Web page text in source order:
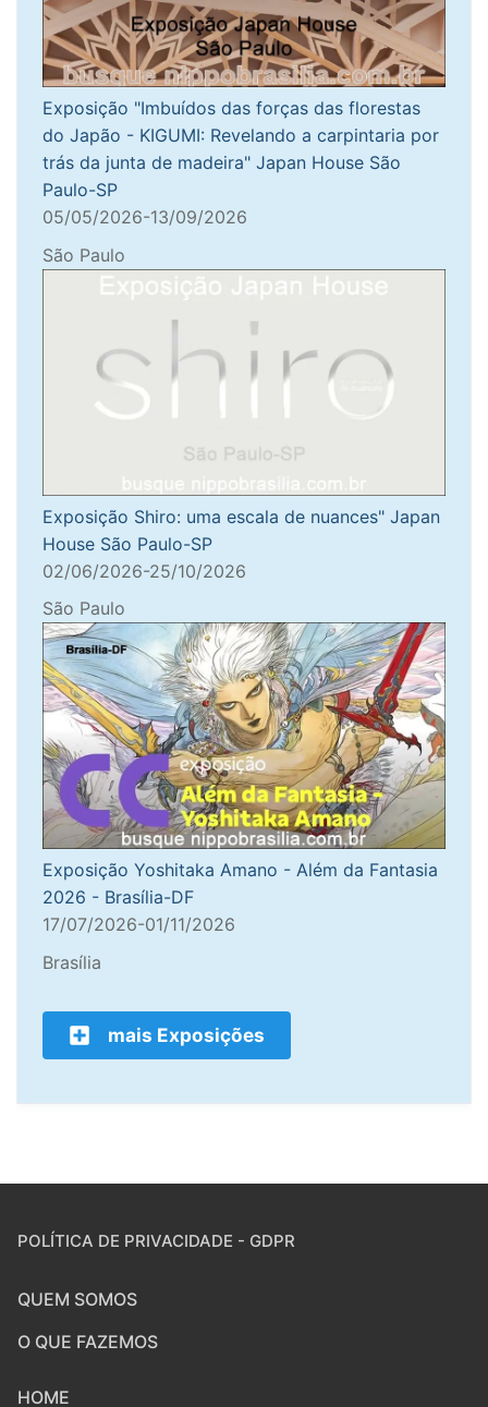
Exposição "Imbuídos das forças das florestas
do Japão - KIGUMI: Revelando a carpintaria por
trás da junta de madeira" Japan House São
Paulo-SP
05/05/2026-13/09/2026
São Paulo
Exposição Shiro: uma escala de nuances" Japan
House São Paulo-SP
02/06/2026-25/10/2026
São Paulo
Exposição Yoshitaka Amano - Além da Fantasia
2026 - Brasília-DF
17/07/2026-01/11/2026
Brasília
mais Exposições
POLÍTICA DE PRIVACIDADE - GDPR
QUEM SOMOS
O QUE FAZEMOS
HOME